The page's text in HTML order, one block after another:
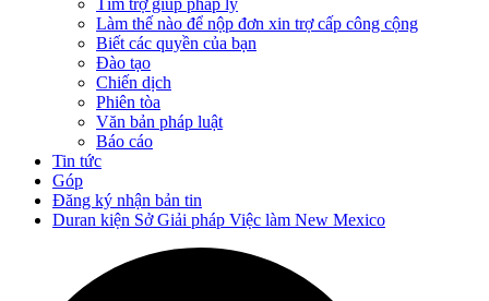
Tìm trợ giúp pháp lý
Làm thế nào để nộp đơn xin trợ cấp công cộng
Biết các quyền của bạn
Đào tạo
Chiến dịch
Phiên tòa
Văn bản pháp luật
Báo cáo
Tin tức
Góp
Đăng ký nhận bản tin
Duran kiện Sở Giải pháp Việc làm New Mexico